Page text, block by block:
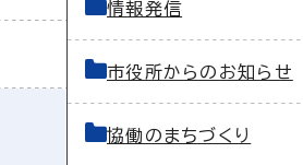
情報発信
市役所からのお知らせ
協働のまちづくり